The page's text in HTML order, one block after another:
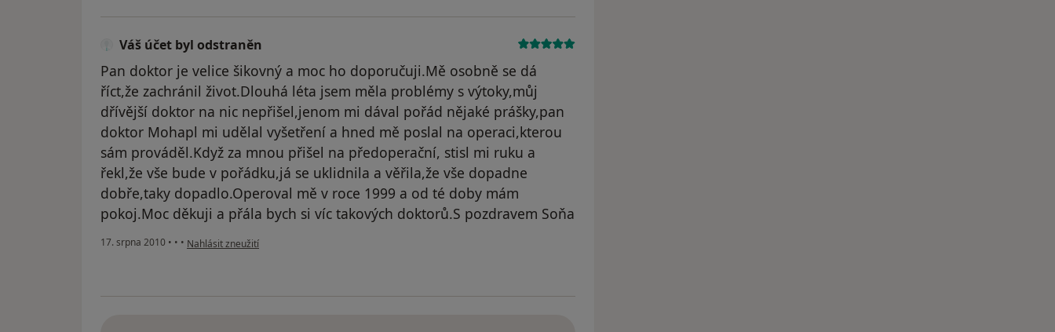
Váš účet byl odstraněn
Pan doktor je velice šikovný a moc ho doporučuji.Mě osobně se dá
říct,že zachránil život.Dlouhá léta jsem měla problémy s výtoky,můj
dřívější doktor na nic nepřišel,jenom mi dával pořád nějaké prášky,pan
doktor Mohapl mi udělal vyšetření a hned mě poslal na operaci,kterou
sám prováděl.Když za mnou přišel na předoperační, stisl mi ruku a
řekl,že vše bude v pořádku,já se uklidnila a věřila,že vše dopadne
dobře,taky dopadlo.Operoval mě v roce 1999 a od té doby mám
pokoj.Moc děkuji a přála bych si víc takových doktorů.S pozdravem Soňa
17. srpna 2010 • • • podle názoru uživatele Váš účet byl odstraněn
Nahlásit zneužití